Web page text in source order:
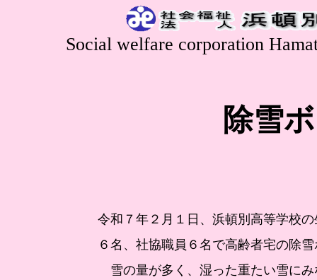
Social welfare corporation
除雪
令和７年２月１日、浜頓別高等学校
６名、社協職員６名で高齢者宅の除
雪の量が多く、湿った重たい雪に